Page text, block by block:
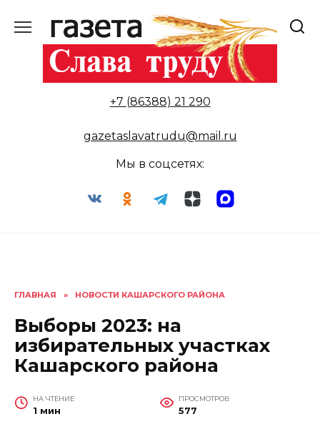
содержанию
+7 (86388) 21 290
gazetaslavatrudu@mail.ru
Мы в соцсетях:
ГЛАВНАЯ » НОВОСТИ КАШАРСКОГО РАЙОНА
Выборы 2023: на
избирательных участках
Кашарского района
НА ЧТЕНИЕ
1 мин
ПРОСМОТРОВ
577